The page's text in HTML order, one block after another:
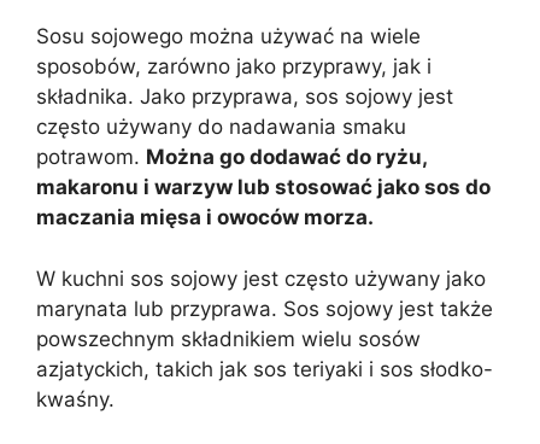
Sosu sojowego można używać na wiele
sposobów, zarówno jako przyprawy, jak i
składnika. Jako przyprawa, sos sojowy jest
często używany do nadawania smaku
potrawom. Można go dodawać do ryżu,
makaronu i warzyw lub stosować jako sos do
maczania mięsa i owoców morza.
W kuchni sos sojowy jest często używany jako
marynata lub przyprawa. Sos sojowy jest także
powszechnym składnikiem wielu sosów
azjatyckich, takich jak sos teriyaki i sos słodko-
kwaśny.